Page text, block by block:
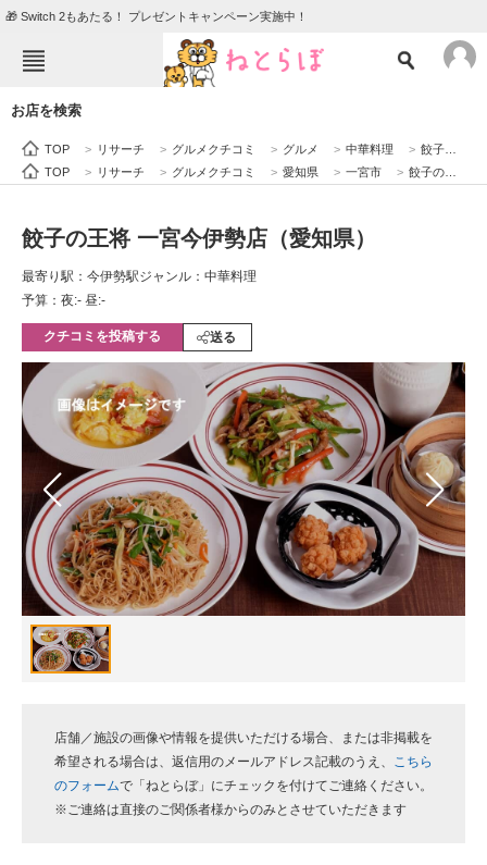
🎁 Switch 2もあたる！ プレゼントキャンペーン実施中！
エンタメ クイズ
住まい 教育・育児
動物
会員記事
メディア
注目記事を集めた総合ページ
ITの今と未来を見通す
スマホと通信の最新トレンド
進化するPCとデバイスの未来
好きが集まる 比べて選べる
ビジネスと働き方のヒント
企業ITのトレンドを詳説
経営リーダーのコミュニティ
お店を検索
TOP > リサーチ > グルメクチコミ > グルメ > 中華料理 > 餃子の王将 一宮今伊勢店（愛知県）
TOP
> リサーチ > グルメクチコミ > 愛知県 > 一宮市 > 餃子の王将 一宮今伊勢店（愛知県）
餃子の王将 一宮今伊勢店（愛知県）
最寄り駅：今伊勢駅ジャンル：中華料理
予算：夜:‐ 昼:‐
クチコミを投稿する 送る
店舗／施設の画像や情報を提供いただける場合、または非掲載を
希望される場合は、返信用のメールアドレス記載のうえ、
こちら
のフォームで「ねとらぼ」にチェックを付けてご連絡ください。
※ご連絡は直接のご関係者様からのみとさせていただきます